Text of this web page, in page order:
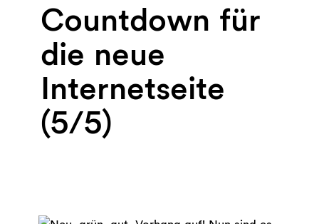
Countdown für
die neue
Internetseite
(5/5)